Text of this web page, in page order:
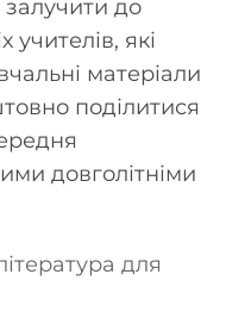
до
які
матеріали
поділитися
довголітніми
для